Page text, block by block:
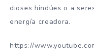
dioses hindúes o a
energía creadora.
https://